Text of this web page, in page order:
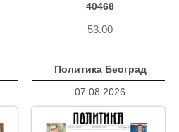
40468
53.00
Политика Београд
07.08.2026